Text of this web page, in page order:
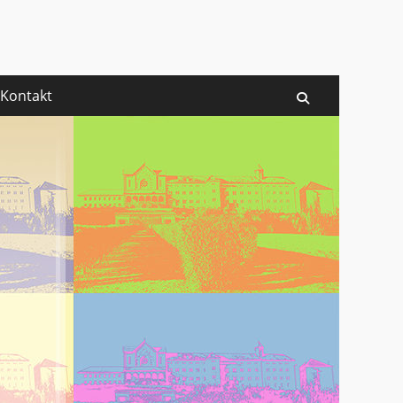
Kontakt